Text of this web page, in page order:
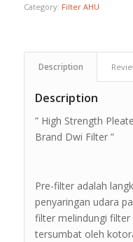
Category: Filter AHU
Description
Description
” High Strength
Brand Dwi Filter ”
Pre-filter adalah
penyaringan udara
filter melindungi
tersumbat oleh